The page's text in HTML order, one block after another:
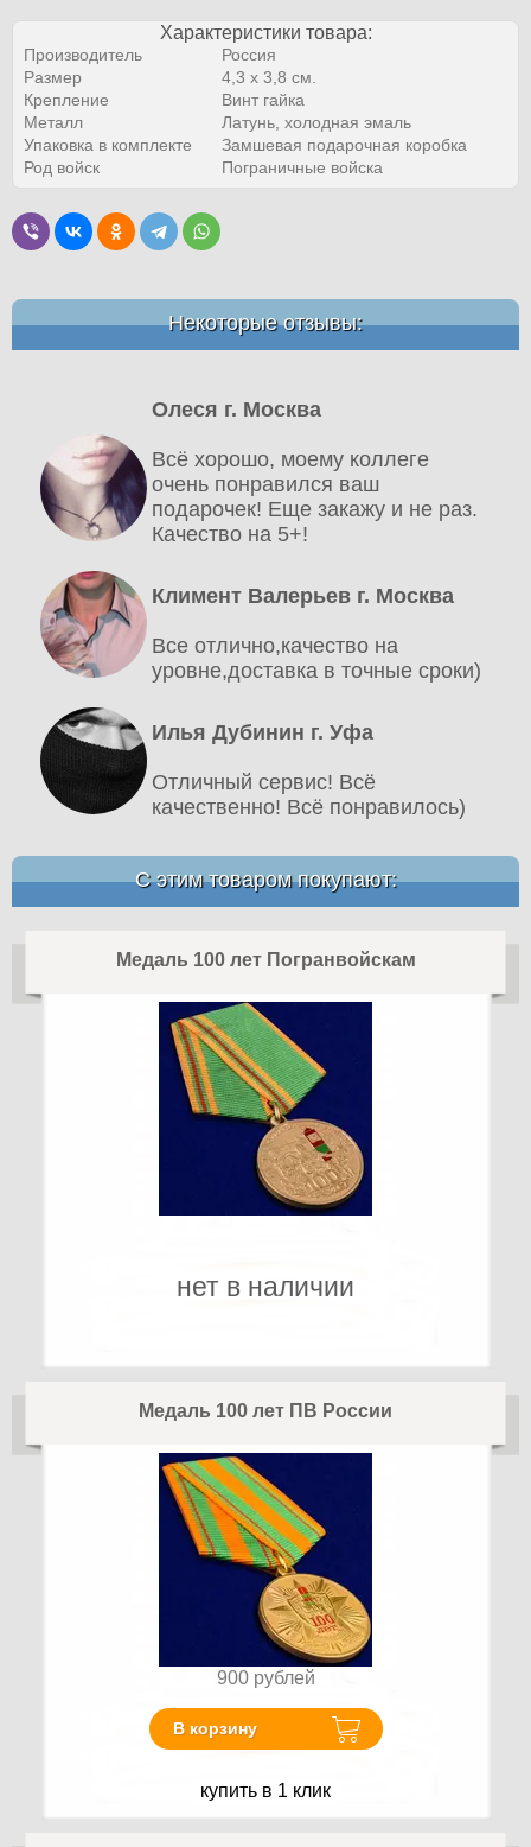
Характеристики товара:
Производитель
Россия
Размер
4,3 x 3,8 см.
Крепление
Винт гайка
Металл
Латунь, холодная эмаль
Упаковка в комплекте
Замшевая подарочная коробка
Род войск
Пограничные войска
Некоторые отзывы:
Олеся г. Москва
Всё хорошо, моему коллеге
очень понравился ваш
подарочек! Еще закажу и не раз.
Качество на 5+!
Климент Валерьев г. Москва
Все отлично,качество на
уровне,доставка в точные сроки)
Илья Дубинин г. Уфа
Отличный сервис! Всё
качественно! Всё понравилось)
С этим товаром покупают:
Медаль 100 лет Погранвойскам
нет в наличии
Медаль 100 лет ПВ России
900 рублей
В корзину
купить в 1 клик